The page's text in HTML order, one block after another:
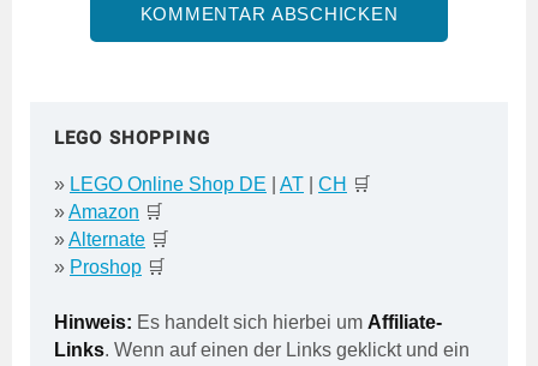
LEGO SHOPPING
» LEGO Online Shop DE AT CH 🛒
»Amazon 🛒
»Alternate 🛒
» Proshop 🛒
Hinweis: Es handelt sich hierbei um Affiliate-
Links. Wenn auf einen der Links geklickt und ein